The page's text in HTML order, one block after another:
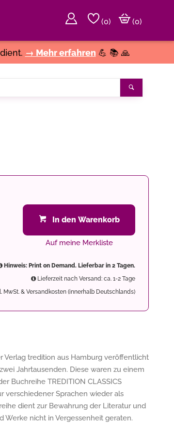
(0)
(0)
→ Mehr erfahren 💪 📚 🙏
In den Warenkorb
Auf meine Merkliste
Hinweis: Print on Demand. Lieferbar in 2 Tagen.
Lieferzeit nach Versand: ca. 1-2 Tage
MwSt. & Versandkosten (innerhalb Deutschlands)
Verlag tredition aus Hamburg veröffentlicht
Jahrtausenden. Diese waren zu einem
Buchreihe TREDITION CLASSICS
verschiedener Sprachen wieder als
dient zur Bewahrung der Literatur und
Werke nicht in Vergessenheit geraten.